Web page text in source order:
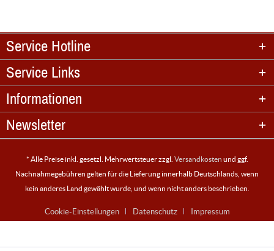
Service Hotline
Service Links
Informationen
Newsletter
* Alle Preise inkl. gesetzl. Mehrwertsteuer zzgl. Versandkosten und ggf.
Nachnahmegebühren gelten für die Lieferung innerhalb Deutschlands, wenn
kein anderes Land gewählt wurde, und wenn nicht anders beschrieben.
Cookie-Einstellungen Datenschutz Impressum